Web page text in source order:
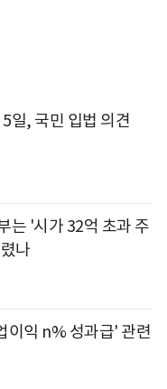
일, 국민 입법 의견
는 '시가 32억 초과 주
나
이익 n% 성과급' 관련